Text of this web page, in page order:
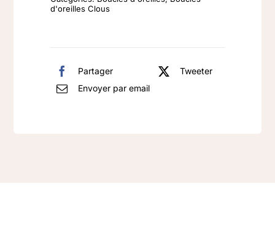
925
d'oreilles Clous
Partager
Tweeter
Envoyer par email